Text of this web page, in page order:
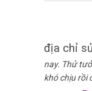
địa chỉ
nay. Thử
khó chịu rồi